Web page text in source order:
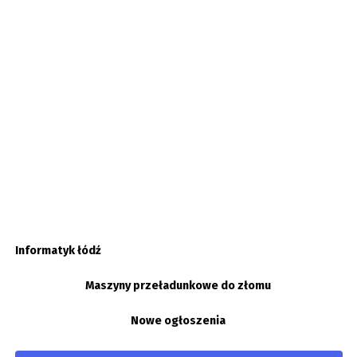
Informatyk łódź
Maszyny przeładunkowe do złomu
Nowe ogłoszenia